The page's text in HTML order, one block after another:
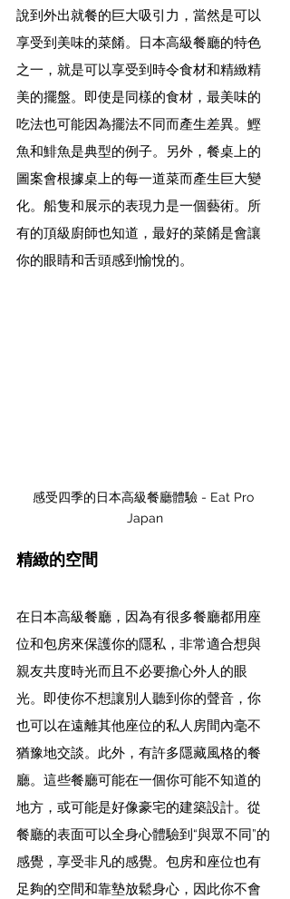
說到外出就餐的巨大吸引力，當然是可以
享受到美味的菜餚。日本高級餐廳的特色
之一，就是可以享受到時令食材和精緻精
美的擺盤。即使是同樣的食材，最美味的
吃法也可能因為擺法不同而產生差異。鰹
魚和鯡魚是典型的例子。另外，餐桌上的
圖案會根據桌上的每一道菜而產生巨大變
化。船隻和展示的表現力是一個藝術。所
有的頂級廚師也知道，最好的菜餚是會讓
你的眼睛和舌頭感到愉悅的。
感受四季的日本高級餐廳體驗 - Eat Pro
Japan
精緻的空間
在日本高級餐廳，因為有很多餐廳都用座
位和包房來保護你的隱私，非常適合想與
親友共度時光而且不必要擔心外人的眼
光。即使你不想讓別人聽到你的聲音，你
也可以在遠離其他座位的私人房間內毫不
猶豫地交談。此外，有許多隱藏風格的餐
廳。這些餐廳可能在一個你可能不知道的
地方，或可能是好像豪宅的建築設計。從
餐廳的表面可以全身心體驗到“與眾不同”的
感覺，享受非凡的感覺。包房和座位也有
足夠的空間和靠墊放鬆身心，因此你不會